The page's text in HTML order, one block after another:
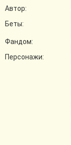
Автор:
Беты:
Фандом:
Персонажи: